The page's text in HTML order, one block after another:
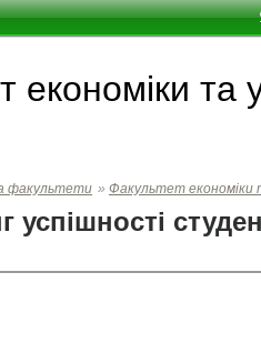
економiки та
факультети » Факультет економiки
успішності